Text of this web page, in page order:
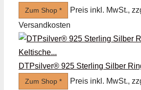
Zum Shop *
Preis inkl. MwSt.,
Versandkosten
DTPsilver® 925 Sterling Silber
Zum Shop *
Preis inkl. MwSt.,